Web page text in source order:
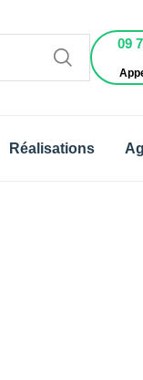
09
Réalisations